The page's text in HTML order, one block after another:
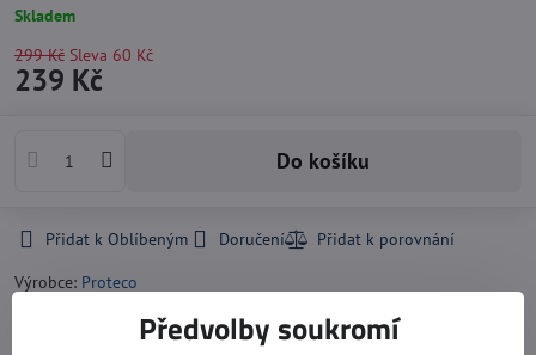
Skladem
299 Kč Sleva 60 Kč
239 Kč
Do košíku
Přidat k Oblíbeným
Doručení
Výrobce: Proteco
Předvolby soukromí